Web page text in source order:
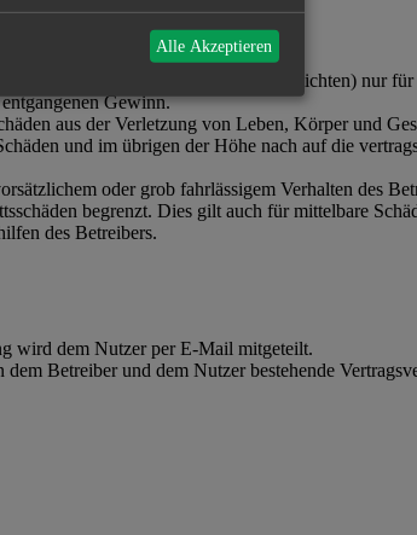
Vertragspflichten (Kardinalpflichten) nur
Gewinn.
aus der Verletzung von Leben, Körper und
und im übrigen der Höhe nach auf die
oder grob fahrlässigem Verhalten des
begrenzt. Dies gilt auch für mittelbare
des Betreibers.
wird dem Nutzer per E-Mail mitgeteilt.
Betreiber und dem Nutzer bestehende
Alle Akzeptieren